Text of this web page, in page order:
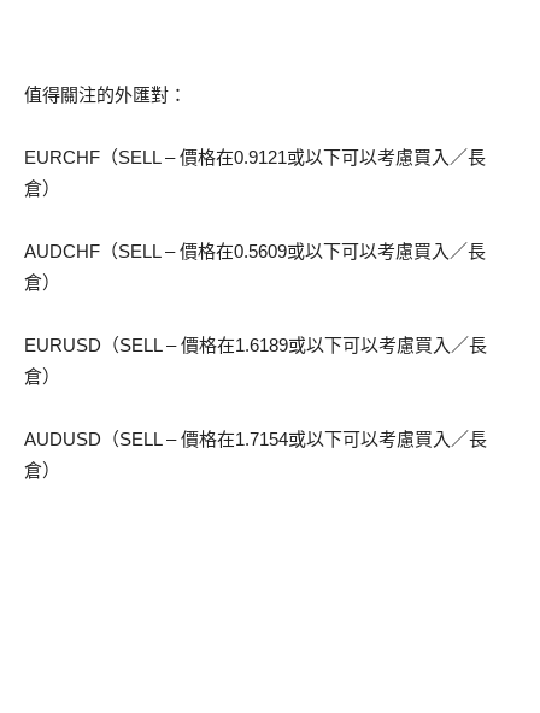
值得關注的外匯對：
EURCHF（SELL – 價格在0.9121或以下可以考慮買入／長
倉）
AUDCHF（SELL – 價格在0.5609或以下可以考慮買入／長
倉）
EURUSD（SELL – 價格在1.6189或以下可以考慮買入／長
倉）
AUDUSD（SELL – 價格在1.7154或以下可以考慮買入／長
倉）